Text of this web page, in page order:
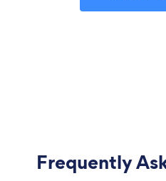
Frequently